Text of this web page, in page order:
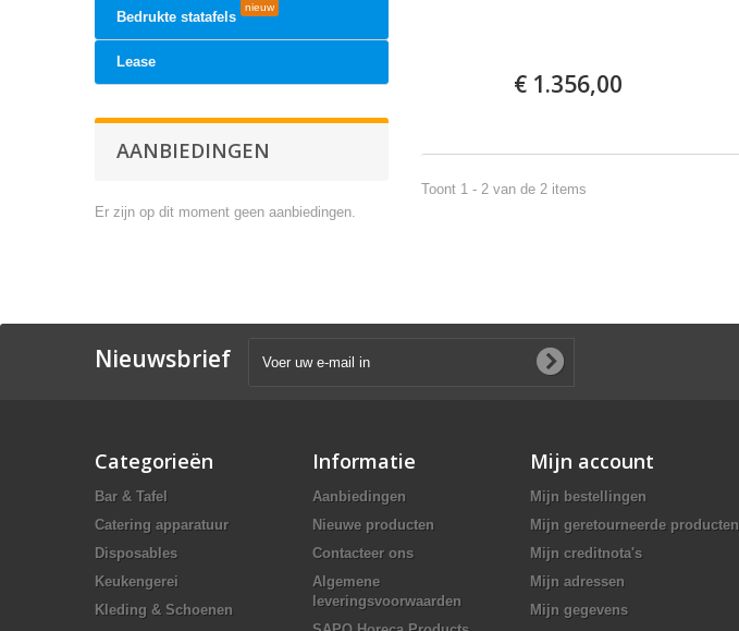
Bedrukte statafels
nieuw
Lease
AANBIEDINGEN
Er zijn op dit moment geen aanbiedingen.
€ 1.356,00
Toont 1 - 2 van de 2 items
Nieuwsbrief
Categorieën
Bar & Tafel
Catering apparatuur
Disposables
Keukengerei
Kleding & Schoenen
Informatie
Aanbiedingen
Nieuwe producten
Contacteer ons
Algemene
leveringsvoorwaarden
Mijn account
Mijn bestellingen
Mijn geretourneerde producten
Mijn creditnota's
Mijn adressen
Mijn gegevens